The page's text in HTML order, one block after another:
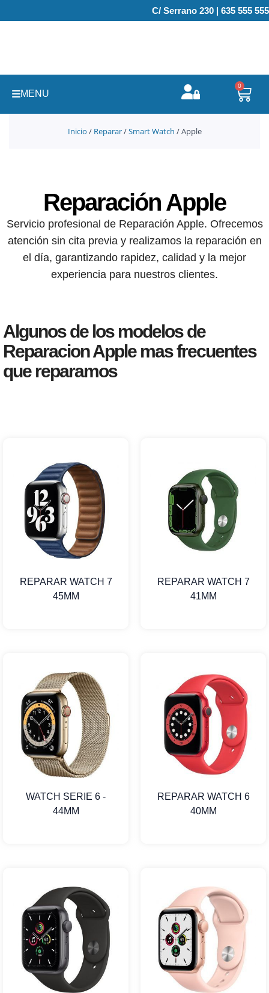
al
C/ Serrano 230 | 635 555 555
MENU
0
Inicio / Reparar/Smart Watch / Apple
Reparación Apple
Servicio profesional de Reparación Apple. Ofrecemos
atención sin cita previa y realizamos la reparación en
el día, garantizando rapidez, calidad y la mejor
experiencia para nuestros clientes.
Algunos de los modelos de
Reparacion Apple mas frecuentes
que reparamos
REPARAR WATCH 7
45MM
REPARAR WATCH 7
41MM
WATCH SERIE 6 -
44MM
REPARAR WATCH 6
40MM